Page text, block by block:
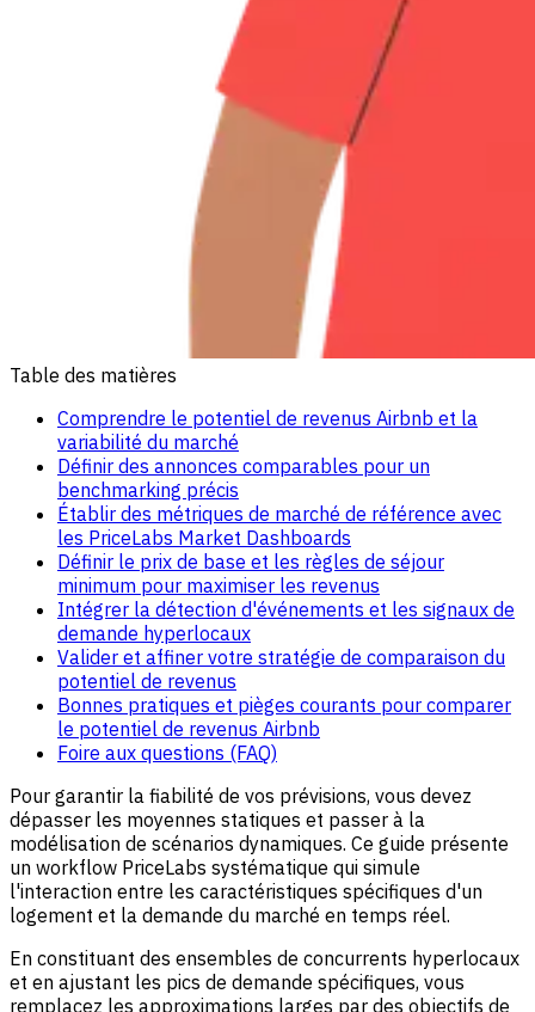
Table des matières
Comprendre le potentiel de revenus Airbnb et la
variabilité du marché
Définir des annonces comparables pour un
benchmarking précis
Établir des métriques de marché de référence avec
les PriceLabs Market Dashboards
Définir le prix de base et les règles de séjour
minimum pour maximiser les revenus
Intégrer la détection d'événements et les signaux de
demande hyperlocaux
Valider et affiner votre stratégie de comparaison du
potentiel de revenus
Bonnes pratiques et pièges courants pour comparer
le potentiel de revenus Airbnb
Foire aux questions (FAQ)
Pour garantir la fiabilité de vos prévisions, vous devez
dépasser les moyennes statiques et passer à la
modélisation de scénarios dynamiques. Ce guide présente
un workflow PriceLabs systématique qui simule
l'interaction entre les caractéristiques spécifiques d'un
logement et la demande du marché en temps réel.
En constituant des ensembles de concurrents hyperlocaux
et en ajustant les pics de demande spécifiques, vous
remplacez les approximations larges par des objectifs de